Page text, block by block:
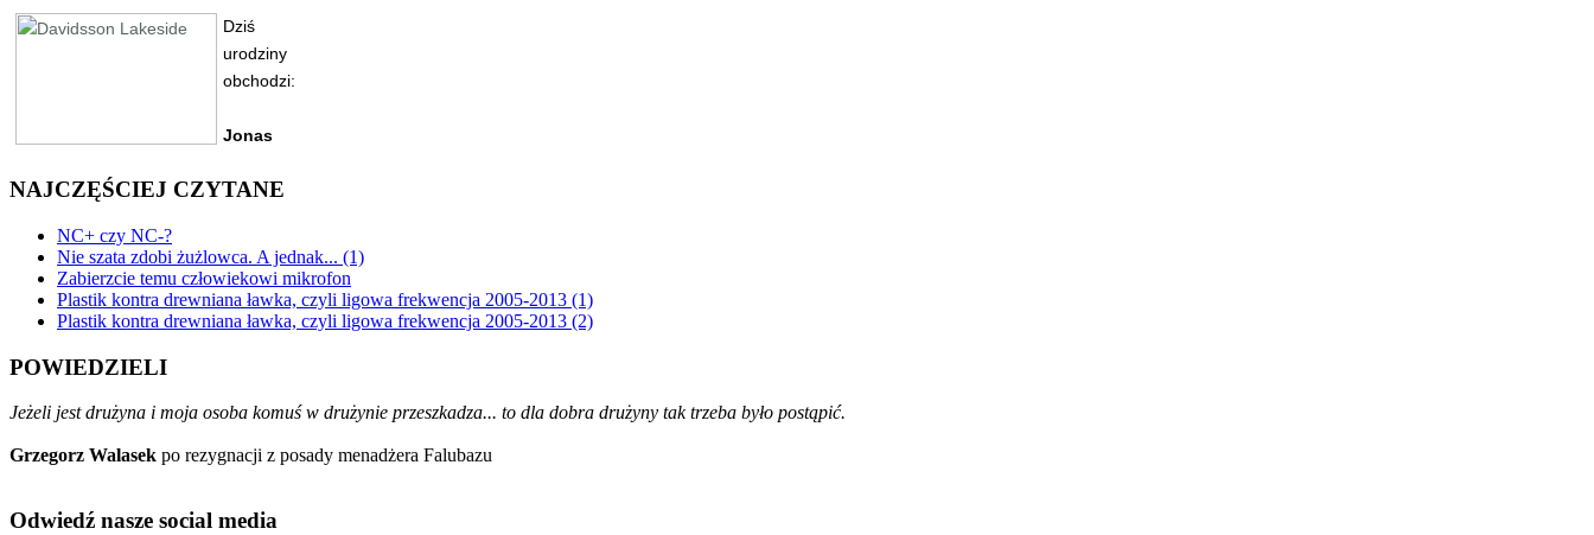
NAJCZĘŚCIEJ CZYTANE
NC+ czy NC-?
Nie szata zdobi żużlowca. A jednak... (1)
Zabierzcie temu człowiekowi mikrofon
Plastik kontra drewniana ławka, czyli ligowa frekwencja 2005-2013 (1)
Plastik kontra drewniana ławka, czyli ligowa frekwencja 2005-2013 (2)
POWIEDZIELI
Jeżeli jest drużyna i moja osoba komuś w drużynie przeszkadza... to dla dobra drużyny tak trzeba było postąpić.
Grzegorz Walasek po rezygnacji z posady menadżera Falubazu
Odwiedź nasze social media